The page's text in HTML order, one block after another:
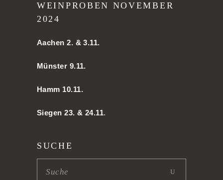
WEINPROBEN NOVEMBER
2024
Aachen 2. & 3.11.
Münster 9.11.
Hamm 10.11.
Siegen 23. & 24.11.
SUCHE